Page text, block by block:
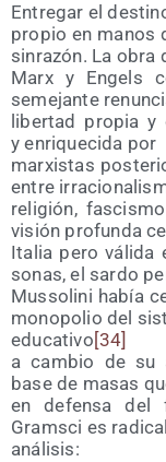
Entre­gar el
pro­pio en manos
sin­ra­zón. La obra
Marx y Engels
seme­jan­te
liber­tad pro­pia
y enri­que­ci­da por
mar­xis­tas
entre
reli­gión,
visión pro­fun­da
Ita­lia pero váli­da
so­nas, el sar­do
Mus­so­li­ni había
mono­po­lio del
edu­ca­ti­vo [34]
a cam­bio de su
base de masas
en defen­sa del
Grams­ci es
análisis: